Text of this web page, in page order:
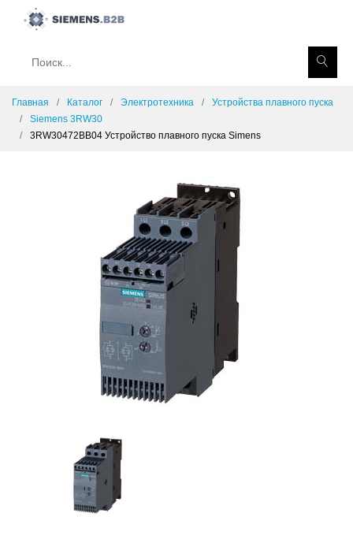
Главная Каталог Электротехника
Устройства плавного пуска
Siemens 3RW30
3RW30472BB04 Устройство плавного пуска Simens